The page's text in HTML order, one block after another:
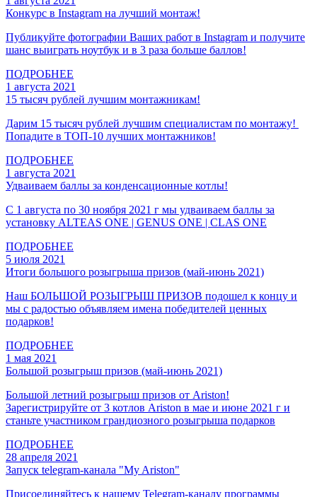
Конкурс в Instagram на лучший монтаж!
Публикуйте фотографии Ваших работ в Instagram и получите
шанс выиграть ноутбук и в 3 раза больше баллов!
ПОДРОБНЕЕ
1 августа 2021
15 тысяч рублей лучшим монтажникам!
Дарим 15 тысяч рублей лучшим специалистам по монтажу!
Попадите в ТОП-10 лучших монтажников!
ПОДРОБНЕЕ
1 августа 2021
Удваиваем баллы за конденсационные котлы!
С 1 августа по 30 ноября 2021 г мы удваиваем баллы за
установку ALTEAS ONE | GENUS ONE | CLAS ONE
ПОДРОБНЕЕ
5 июля 2021
Итоги большого розыгрыша призов (май-июнь 2021)
Наш БОЛЬШОЙ РОЗЫГРЫШ ПРИЗОВ подошел к концу и
мы с радостью объявляем имена победителей ценных
подарков!
ПОДРОБНЕЕ
1 мая 2021
Большой розыгрыш призов (май-июнь 2021)
Большой летний розыгрыш призов от Ariston!
Зарегистрируйте от 3 котлов Ariston в мае и июне 2021 г и
станьте участником грандиозного розыгрыша подарков
ПОДРОБНЕЕ
28 апреля 2021
Запуск telegram-канала "My Ariston"
Присоединяйтесь к нашему Telegram-каналу программы